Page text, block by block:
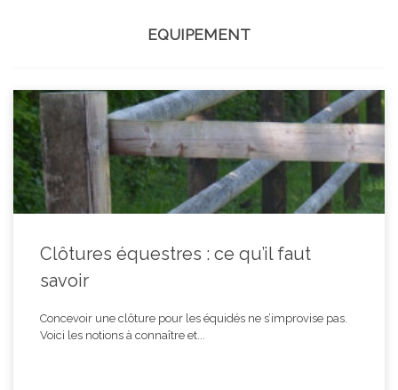
EQUIPEMENT
Clôtures équestres : ce qu’il faut
savoir
Concevoir une clôture pour les équidés ne s’improvise pas.
Voici les notions à connaître et...